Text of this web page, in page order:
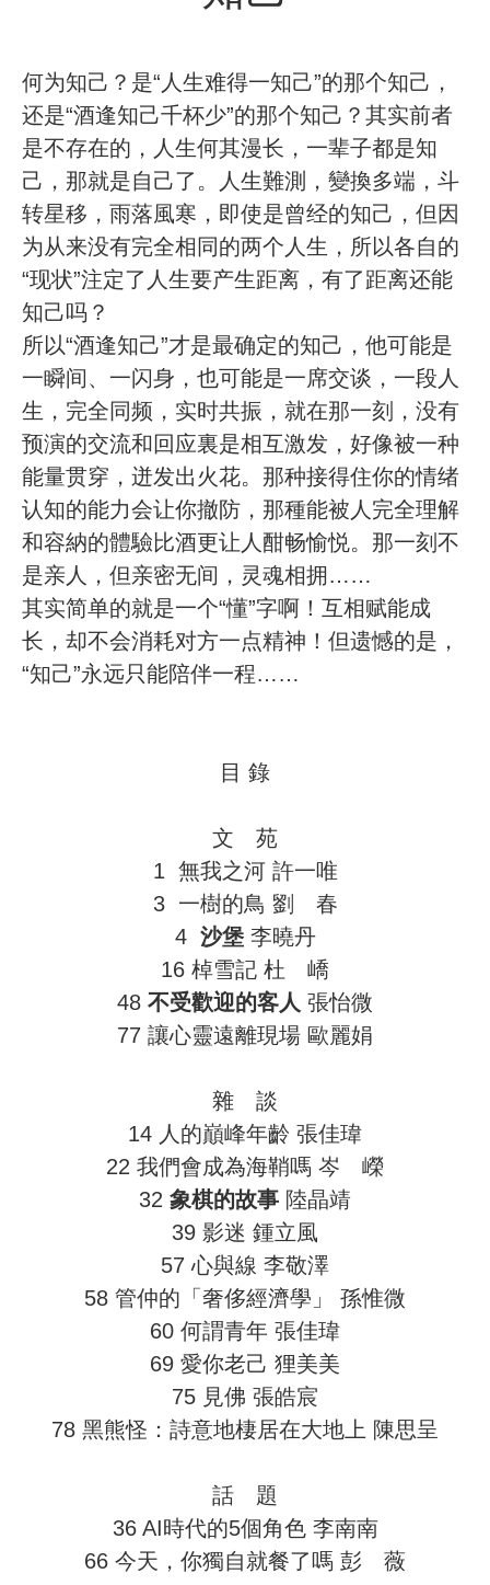
何为知己？是“人生难得一知己”的那个知己，
还是“酒逢知己千杯少”的那个知己？其实前者
是不存在的，人生何其漫长，一辈子都是知
己，那就是自己了。人生難測，變換多端，斗
转星移，雨落風寒，即使是曾经的知己，但因
为从来没有完全相同的两个人生，所以各自的
“现状”注定了人生要产生距离，有了距离还能
知己吗？
所以“酒逢知己”才是最确定的知己，他可能是
一瞬间、一闪身，也可能是一席交谈，一段人
生，完全同频，实时共振，就在那一刻，没有
预演的交流和回应裏是相互激发，好像被一种
能量贯穿，迸发出火花。那种接得住你的情绪
认知的能力会让你撤防，那種能被人完全理解
和容納的體驗比酒更让人酣畅愉悦。那一刻不
是亲人，但亲密无间，灵魂相拥……
其实简单的就是一个“懂”字啊！互相赋能成
长，却不会消耗对方一点精神！但遗憾的是，
“知己”永远只能陪伴一程……
目 錄
文 苑
1 無我之河 許一唯
3 一樹的鳥 劉 春
4 沙堡 李曉丹
16 棹雪記 杜 嶠
48 不受歡迎的客人 張怡微
77 讓心靈遠離現場 歐麗娟
雜 談
14 人的巔峰年齡 張佳瑋
22 我們會成為海鞘嗎 岑 嶸
32 象棋的故事 陸晶靖
39 影迷 鍾立風
57 心與線 李敬澤
58 管仲的「奢侈經濟學」 孫惟微
60 何謂青年 張佳瑋
69 愛你老己 狸美美
75 見佛 張皓宸
78 黑熊怪：詩意地棲居在大地上 陳思呈
話 題
36 AI時代的5個角色 李南南
66 今天，你獨自就餐了嗎 彭 薇